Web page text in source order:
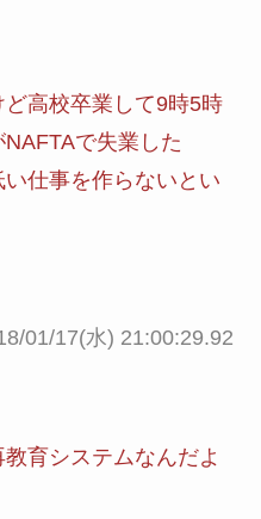
高校卒業して9時5時
で失業した
仕事を作らないとい
01/17(水) 21:00:29.92
育システムなんだよ